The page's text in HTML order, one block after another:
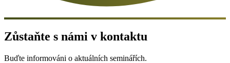
Zůstaňte s námi v kontaktu
Buďte informováni o aktuálních seminářích.